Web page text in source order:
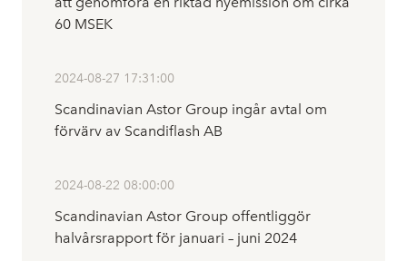
60 MSEK
2024-08-27 17:31:00
Scandinavian Astor Group ingår avtal om
förvärv av Scandiflash AB
2024-08-22 08:00:00
Scandinavian Astor Group offentliggör
halvårsrapport för januari – juni 2024